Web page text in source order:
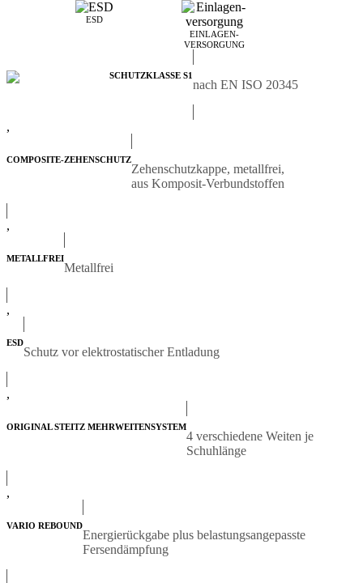
ESD
EINLAGEN­
VERSORGUNG
SCHUTZKLASSE S1
nach EN ISO 20345
,
COMPOSITE-ZEHENSCHUTZ
Zehenschutzkappe, metallfrei,
aus Komposit-Verbundstoffen
,
METALLFREI
Metallfrei
,
ESD
Schutz vor elektrostatischer Entladung
,
ORIGINAL STEITZ MEHRWEITENSYSTEM
4 verschiedene Weiten je
Schuhlänge
,
VARIO REBOUND
Energierückgabe plus belastungsangepasste
Fersendämpfung